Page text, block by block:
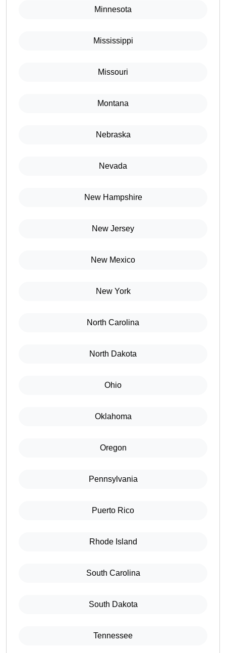
Minnesota
Mississippi
Missouri
Montana
Nebraska
Nevada
New Hampshire
New Jersey
New Mexico
New York
North Carolina
North Dakota
Ohio
Oklahoma
Oregon
Pennsylvania
Puerto Rico
Rhode Island
South Carolina
South Dakota
Tennessee